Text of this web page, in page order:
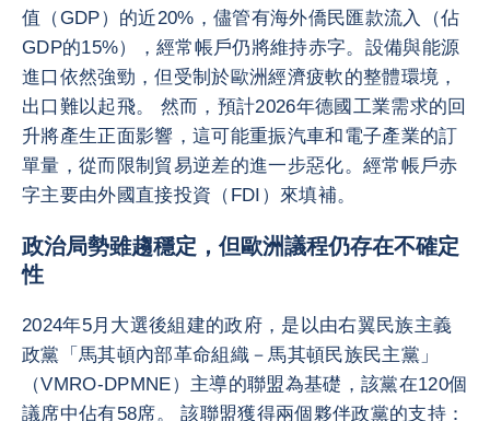
值（GDP）的近20%，儘管有海外僑民匯款流入（佔
GDP的15%），經常帳戶仍將維持赤字。設備與能源
進口依然強勁，但受制於歐洲經濟疲軟的整體環境，
出口難以起飛。 然而，預計2026年德國工業需求的回
升將產生正面影響，這可能重振汽車和電子產業的訂
單量，從而限制貿易逆差的進一步惡化。經常帳戶赤
字主要由外國直接投資（FDI）來填補。
政治局勢雖趨穩定，但歐洲議程仍存在不確定
性
2024年5月大選後組建的政府，是以由右翼民族主義
政黨「馬其頓內部革命組織－馬其頓民族民主黨」
（VMRO-DPMNE）主導的聯盟為基礎，該黨在120個
議席中佔有58席。 該聯盟獲得兩個夥伴政黨的支持：